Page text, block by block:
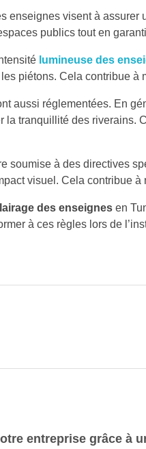
enseignes visent à
publics tout en
lumineuse des
piétons. Cela contribue
aussi réglementées. En
la tranquillité des
soumise à des directives
visuel. Cela contribue
des enseignes en
à ces règles lors de